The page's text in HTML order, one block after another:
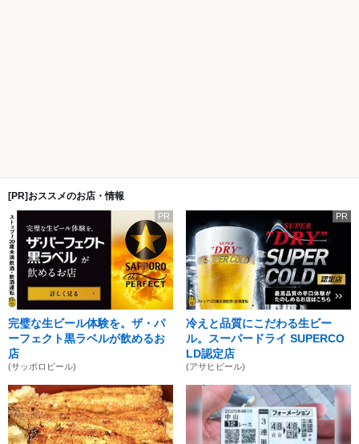
[PR]おススメのお店・情報
PR
完璧な生ビール体験を。ザ・パ
ーフェクト黒ラベルが飲めるお
店
(サッポロビール)
PR
冷えと品質にこだわる生ビー
ル。スーパードライ SUPERCO
LD認定店
(アサヒビール)